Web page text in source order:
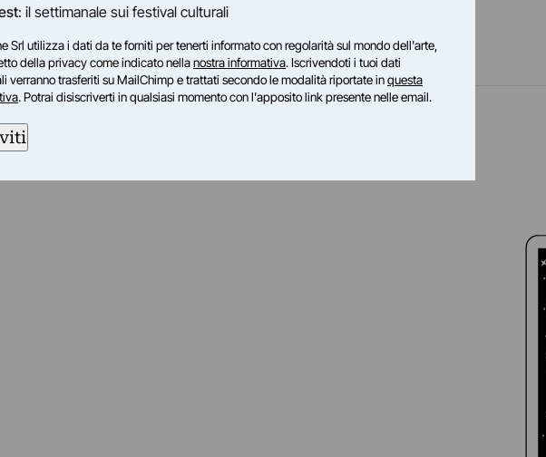
: il settimanale sui festival culturali
Srl utilizza i dati da te forniti per tenerti informato con regolarità sul mondo dell'arte,
della privacy come indicato nellanostra informativa. Iscrivendoti i tuoi dati
verranno trasferiti su MailChimp e trattati secondo le modalità riportate inquesta
. Potrai disiscriverti in qualsiasi momento con l'apposito link presente nelle email.